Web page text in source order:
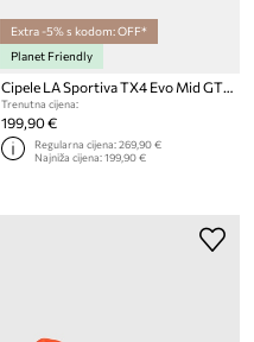
Extra -5% s kodom: OFF*
Planet Friendly
Cipele LA Sportiva TX4 Evo Mid GTX
Trenutna cijena:
199,90 €
Regularna cijena:269,90 €
Najniža cijena:199,90 €